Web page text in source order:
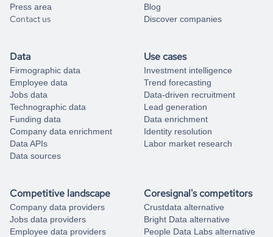
Press area
Contact us
Blog
Discover companies
Data
Firmographic data
Employee data
Jobs data
Technographic data
Funding data
Company data enrichment
Data APIs
Data sources
Use cases
Investment intelligence
Trend forecasting
Data-driven recruitment
Lead generation
Data enrichment
Identity resolution
Labor market research
Competitive landscape
Company data providers
Jobs data providers
Employee data providers
Coresignal's competitors
Crustdata alternative
Bright Data alternative
People Data Labs alternative